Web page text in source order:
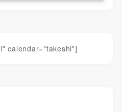
calendar="takeshi"]